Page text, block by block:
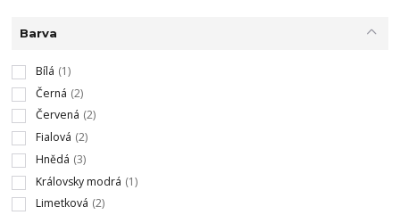
Barva
Bílá (1)
Černá (2)
Červená (2)
Fialová (2)
Hnědá (3)
Královsky modrá (1)
Limetková (2)